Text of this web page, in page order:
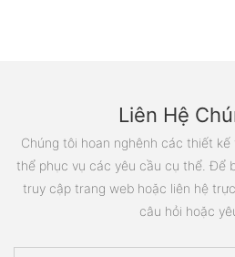
Liên Hệ
Chúng tôi hoan nghênh các thiết
thể phục vụ các yêu cầu cụ thể. Để
truy cập trang web hoặc liên hệ
câu hỏi hoặc